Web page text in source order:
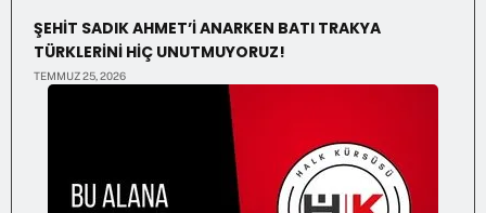
ŞEHİT SADIK AHMET’İ ANARKEN BATI TRAKYA
TÜRKLERİNİ HİÇ UNUTMUYORUZ!
TEMMUZ 25, 2026